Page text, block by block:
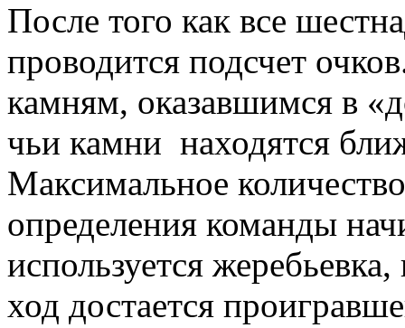
После того как все
проводится подсчет
камням, оказавшимся в
чьи камни находятся
Максимальное
определения команды
используется
ход достается